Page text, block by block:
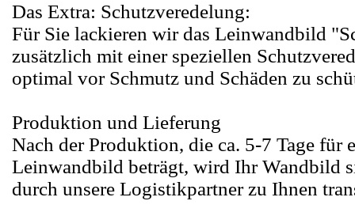
Das Extra: Schutzveredelung:
Für Sie lackieren wir das Leinwandbild
zusätzlich mit einer speziellen
optimal vor Schmutz und Schäden zu
Produktion und Lieferung
Nach der Produktion, die ca. 5-7 Tage für
Leinwandbild beträgt, wird Ihr Wandbild
durch unsere Logistikpartner zu Ihnen